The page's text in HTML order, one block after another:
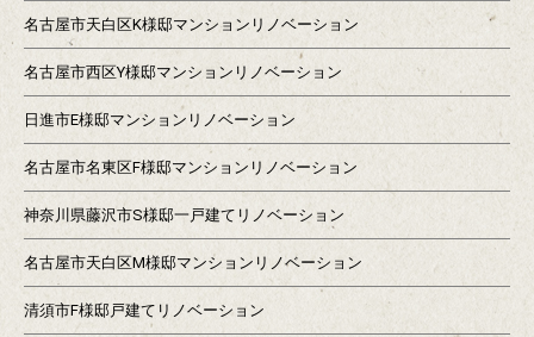
名古屋市天白区K様邸マンションリノベーション
名古屋市西区Y様邸マンションリノベーション
日進市E様邸マンションリノベーション
名古屋市名東区F様邸マンションリノベーション
神奈川県藤沢市S様邸一戸建てリノベーション
名古屋市天白区M様邸マンションリノベーション
清須市F様邸戸建てリノベーション